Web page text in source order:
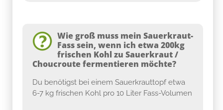
Wie groß muss mein Sauerkraut-
Fass sein, wenn ich etwa 200kg
frischen Kohl zu Sauerkraut /
Choucroute fermentieren möchte?
Du benötigst bei einem Sauerkrauttopf etwa
6-7 kg frischen Kohl pro 10 Liter Fass-Volumen